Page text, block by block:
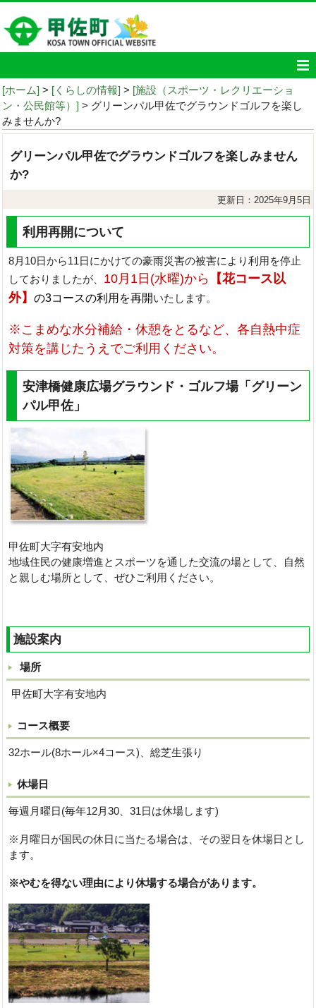
[ホーム] > [くらしの情報] > [施設（スポーツ・レクリエーショ
ン・公民館等）] > グリーンパル甲佐でグラウンドゴルフを楽し
みませんか?
グリーンパル甲佐でグラウンドゴルフを楽しみません
か?
更新日：2025年9月5日
利用再開について
8月10日から11日にかけての豪雨災害の被害により利用を停止
しておりましたが、 10月1日(水曜)から 【花コース以
外】 の3コースの利用を再開いたします。
※こまめな水分補給・休憩をとるなど、各自熱中症
対策を講じたうえでご利用ください。
安津橋健康広場グラウンド・ゴルフ場「グリーン
パル甲佐」
甲佐町大字有安地内
地域住民の健康増進とスポーツを通した交流の場として、自然
と親しむ場所として、ぜひご利用ください。
施設案内
場所
甲佐町大字有安地内
コース概要
32ホール(8ホール×4コース)、総芝生張り
休場日
毎週月曜日(毎年12月30、31日は休場します)
※月曜日が国民の休日に当たる場合は、その翌日を休場日とし
ます。
※やむを得ない理由により休場する場合があります。